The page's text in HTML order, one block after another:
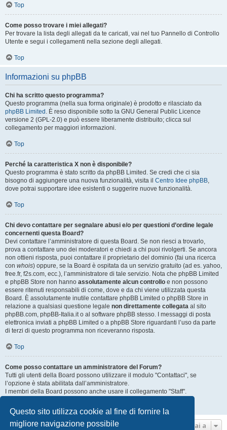
Questo sito utilizza cookie al fine di fornire la
migliore navigazione possibile
Top
Come posso trovare i miei allegati?
Per trovare la lista degli allegati da te caricati, vai nel tuo Pannello di Controllo
Utente e segui i collegamenti nella sezione degli allegati.
Top
Informazioni su phpBB
Chi ha scritto questo programma?
Questo programma (nella sua forma originale) è prodotto e rilasciato da
phpBB Limited . È reso disponibile sotto la GNU General Public Licence
versione 2 (GPL-2.0) e può essere liberamente distribuito; clicca sul
collegamento per maggiori informazioni.
Top
Perché la caratteristica X non è disponibile?
Questo programma è stato scritto da phpBB Limited. Se credi che ci sia
bisogno di aggiungere una nuova funzionalità, visita il Centro Idee phpBB,
dove potrai supportare idee esistenti o suggerire nuove funzionalità.
Top
Chi devo contattare per segnalare abusi e/o per questioni d’ordine legale
concernenti questa Board?
Devi contattare l’amministratore di questa Board. Se non riesci a trovarlo,
prova a contattare uno dei moderatori e chiedi a chi puoi rivolgerti. Se ancora
non ottieni risposta, puoi contattare il proprietario del dominio (fai una ricerca
con whois) oppure, se la Board è ospitata da un servizio gratuito (ad es. yahoo,
free.fr, f2s.com, ecc.), l’amministratore di tale servizio. Nota che phpBB Limited
e phpBB Store non hanno assolutamente alcun controllo e non possono
essere ritenuti responsabili di come, dove e da chi viene utilizzata questa
Board. È assolutamente inutile contattare phpBB Limited o phpBB Store in
relazione a qualsiasi questione legale non direttamente collegata al sito
phpBB.com, phpBB-Italia.it o al software phpBB stesso. I messaggi di posta
elettronica inviati a phpBB Limited o a phpBB Store riguardanti l’uso da parte
di terzi di questo programma non riceveranno risposta.
Top
Come posso contattare un amministratore del Forum?
Tutti gli utenti della Board possono utilizzare il modulo "Contattaci", se
l’opzione è stata abilitata dall’amministratore.
I membri della Board possono anche usare il collegamento "Staff".
Top
Vai a